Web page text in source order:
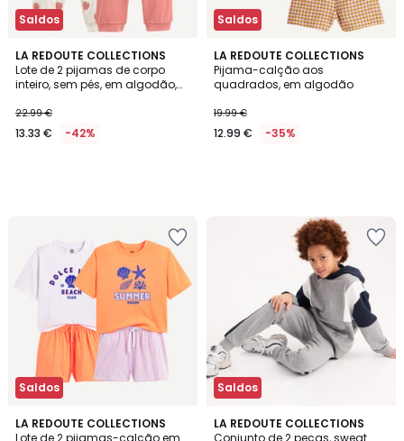
Saldos
LA REDOUTE COLLECTIONS
Lote de 2 pijamas de corpo
inteiro, sem pés, em algodão,
22.99 €
13.33 € -42%
Saldos
LA REDOUTE COLLECTIONS
Pijama-calção aos
quadrados, em algodão
19.99 €
12.99 € -35%
Saldos
LA REDOUTE COLLECTIONS
Lote de 2 pijamas-calção em
Saldos
LA REDOUTE COLLECTIONS
Conjunto de 2 peças, sweat
5
/